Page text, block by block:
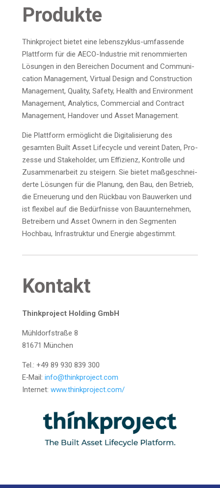
Pro­duk­te
Think­pro­ject bie­tet eine lebens­zy­klus-umfas­sen­de
Platt­form für die AECO-Indus­trie mit renom­mier­ten
Lösun­gen in den Berei­chen Docu­ment and Com­mu­ni­
ca­ti­on Manage­ment, Vir­tu­al Design and Con­s­truc­tion
Manage­ment, Qua­li­ty, Safe­ty, Health and Envi­ron­ment
Manage­ment, Ana­ly­tics, Com­mer­cial and Con­tract
Manage­ment, Han­do­ver und Asset Management.
Die Platt­form ermög­licht die Digi­ta­li­sie­rung des
gesam­ten Built Asset Life­cy­cle und ver­eint Daten, Pro­
zes­se und Stake­hol­der, um Effi­zi­enz, Kon­trol­le und
Zusam­men­ar­beit zu stei­gern. Sie bie­tet maß­ge­schnei­
der­te Lösun­gen für die Pla­nung, den Bau, den Betrieb,
die Erneue­rung und den Rück­bau von Bau­wer­ken und
ist fle­xi­bel auf die Bedürf­nis­se von Bau­un­ter­neh­men,
Betrei­bern und Asset Ownern in den Seg­men­ten
Hoch­bau, Infra­struk­tur und Ener­gie abgestimmt.
Kon­takt
Think­pro­ject Hol­ding GmbH
Mühl­dorf­stra­ße 8
81671 Mün­chen
Tel.: +49 89 930 839 300
E‑Mail: info@thinkproject.com
Inter­net: www.thinkproject.com/